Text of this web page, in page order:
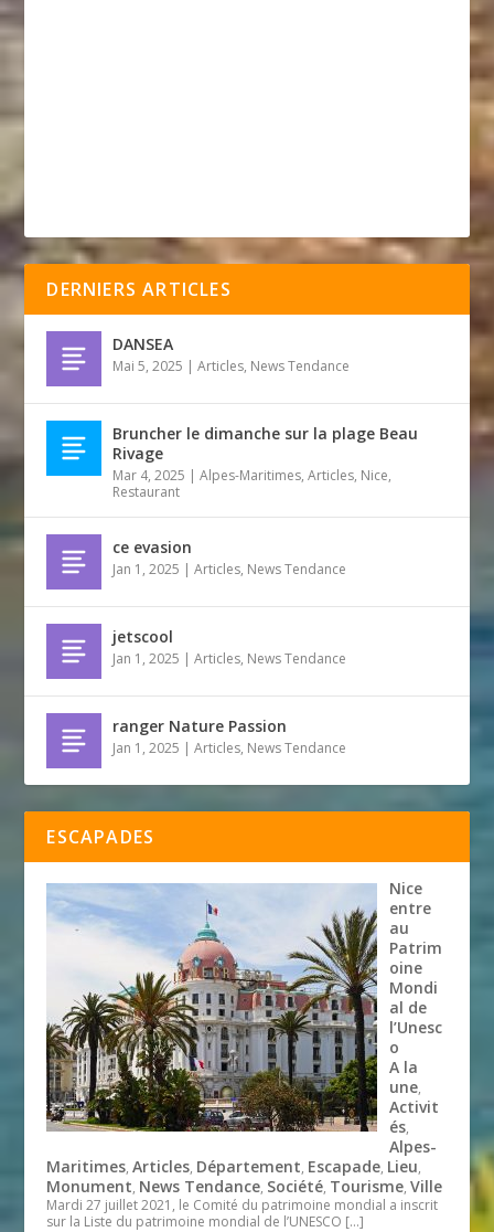
DERNIERS ARTICLES
DANSEA
Mai 5, 2025 |Articles, News Tendance
Bruncher le dimanche sur la plage Beau
Rivage
Mar 4, 2025 |Alpes-Maritimes,Articles, Nice,
Restaurant
ce evasion
Jan 1, 2025 |Articles, News Tendance
jetscool
Jan 1, 2025 |Articles, News Tendance
ranger Nature Passion
Jan 1, 2025 |Articles, News Tendance
ESCAPADES
Nice
entre
au
Patrim
oine
Mondi
al de
l’Unesc
o
A la
une,
Activit
és,
Alpes-
Maritimes,Articles, Département, Escapade, Lieu,
Monument, News Tendance, Société, Tourisme,Ville
Mardi 27 juillet 2021, le Comité du patrimoine mondial a inscrit
sur la Liste du patrimoine mondial de l’UNESCO […]